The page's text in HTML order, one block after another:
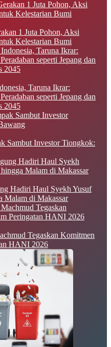
1 Juta Pohon, Aksi
Kelestarian Bumi
Taruna Ikrar:
seperti Jepang dan
2045
Sambut Investor Tiongkok:
Hadiri Haul Syekh Yusuf
Malam di Makassar
Tegaskan Komitmen
HANI 2026